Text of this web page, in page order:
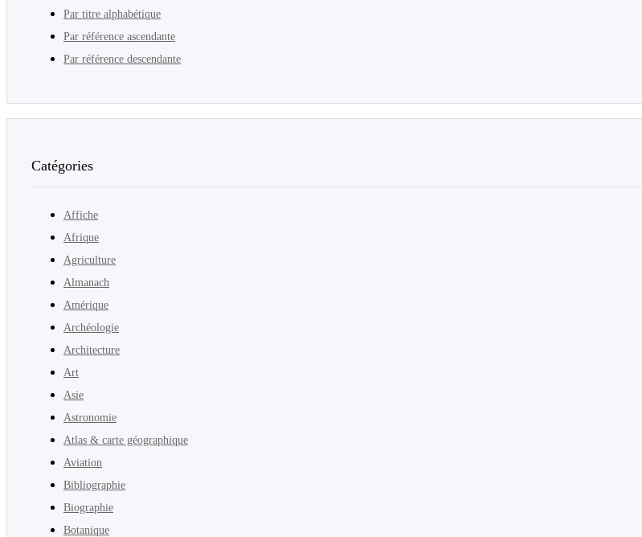
Par titre alphabétique
Par référence ascendante
Par référence descendante
Catégories
Affiche
Afrique
Agriculture
Almanach
Amérique
Archéologie
Architecture
Art
Asie
Astronomie
Atlas & carte géographique
Aviation
Bibliographie
Biographie
Botanique